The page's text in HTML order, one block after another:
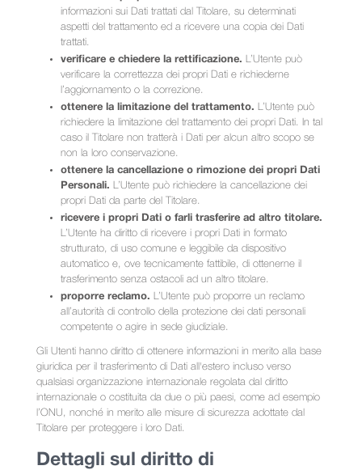
informazioni sui Dati trattati dal Titolare, su determinati
aspetti del trattamento ed a ricevere una copia dei Dati
trattati.
verificare e chiedere la rettificazione. L’Utente può
verificare la correttezza dei propri Dati e richiederne
l’aggiornamento o la correzione.
ottenere la limitazione del trattamento. L’Utente può
richiedere la limitazione del trattamento dei propri Dati. In tal
caso il Titolare non tratterà i Dati per alcun altro scopo se
non la loro conservazione.
ottenere la cancellazione o rimozione dei propri Dati
Personali. L’Utente può richiedere la cancellazione dei
propri Dati da parte del Titolare.
ricevere i propri Dati o farli trasferire ad altro titolare.
L’Utente ha diritto di ricevere i propri Dati in formato
strutturato, di uso comune e leggibile da dispositivo
automatico e, ove tecnicamente fattibile, di ottenerne il
trasferimento senza ostacoli ad un altro titolare.
proporre reclamo. L’Utente può proporre un reclamo
all’autorità di controllo della protezione dei dati personali
competente o agire in sede giudiziale.
Gli Utenti hanno diritto di ottenere informazioni in merito alla base
giuridica per il trasferimento di Dati all'estero incluso verso
qualsiasi organizzazione internazionale regolata dal diritto
internazionale o costituita da due o più paesi, come ad esempio
l’ONU, nonché in merito alle misure di sicurezza adottate dal
Titolare per proteggere i loro Dati.
Dettagli sul diritto di